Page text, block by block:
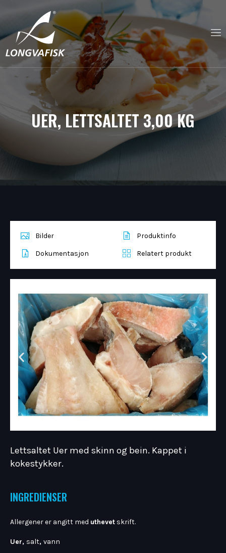
UER, LETTSALTET 3,00 KG
Bilder Produktinfo
Dokumentasjon Relatert produkt
Lettsaltet Uer med skinn og bein. Kappet i
kokestykker.
INGREDIENSER
Allergener er angitt med ​ uthevet skrift.
Uer, salt, vann